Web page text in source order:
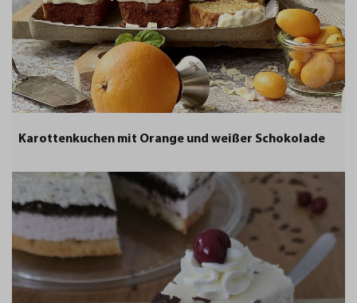
Karottenkuchen mit Orange und weißer Schokolade